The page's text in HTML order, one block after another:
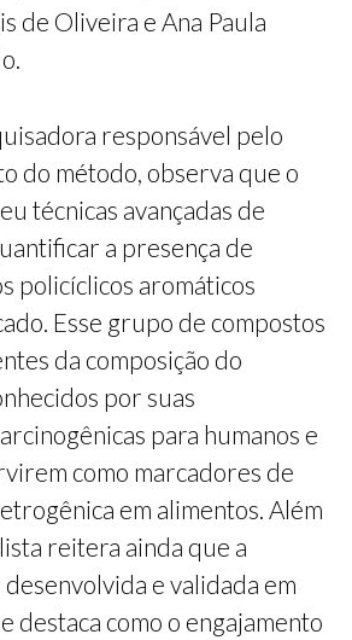
de Oliveira e Ana Paula
responsável pelo
do método, observa que o
técnicas avançadas de
a presença de
policíclicos aromáticos
Esse grupo de compostos
da composição do
por suas
para humanos e
como marcadores de
em alimentos. Além
reitera ainda que a
e validada em
destaca como o engajamento